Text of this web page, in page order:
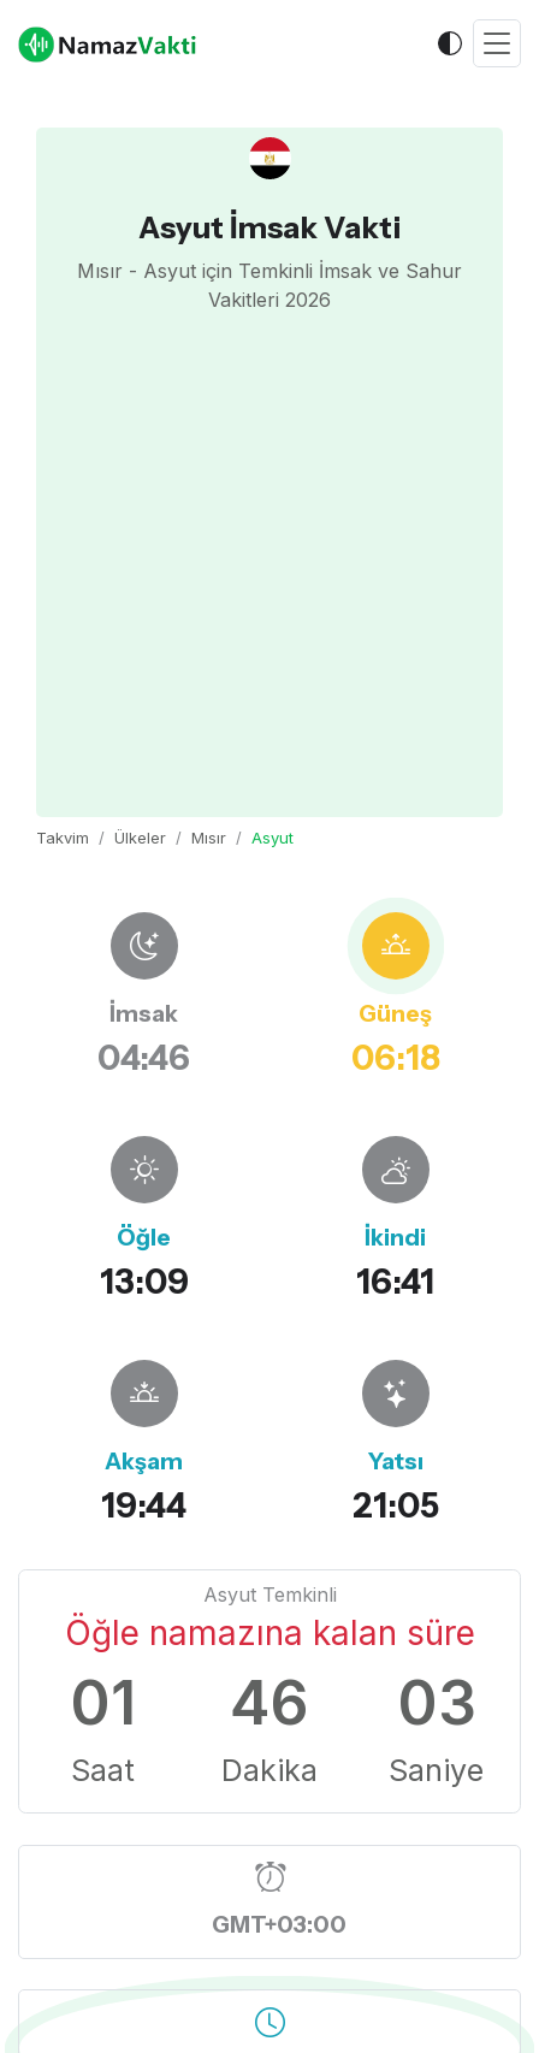
Asyut İmsak Vakti
Mısır - Asyut için Temkinli İmsak ve Sahur
Vakitleri 2026
Takvim Ülkeler Mısır Asyut
İmsak
04:46
Güneş
06:18
Öğle
13:09
İkindi
16:41
Akşam
19:44
Yatsı
21:05
Asyut Temkinli
Öğle namazına kalan süre
01
Saat
46
Dakika
02
Saniye
GMT+03:00